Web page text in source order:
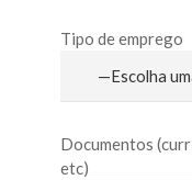
Tipo de emprego
Documentos
etc)